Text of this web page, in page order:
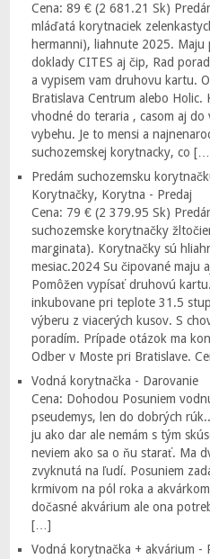
Cena: 89 € (2 681.21 Sk)
mláďatá korytnaciek
hermanni), liahnute 2025. Maju
doklady CITES aj čip, Rad
a vypisem vam druhovu kartu.
Bratislava Centrum alebo Holic.
vhodné do teraria , casom aj do
vybehu. Je to mensi a
suchozemskej korytnacky, co
Predám suchozemsku
Korytnačky, Korytna - Predaj
Cena: 79 € (2 379.95 Sk)
suchozemske korytnačky
marginata). Korytnačky sú
mesiac.2024 Su čipované maju
Pomôžen vypísať druhovú
inkubovane pri teplote 31.5
výberu z viacerých kusov. S
poradím. Prípade otázok ma
Odber v Moste pri Bratislave.
Vodná korytnačka - Darovanie
Cena: Dohodou Posuniem
pseudemys, len do dobrých
ju ako dar ale nemám s tým
neviem ako sa o ňu starať. Ma
zvyknutá na ľudí. Posuniem
krmivom na pól roka a
dočasné akvárium ale ona
[…]
Vodná korytnačka + akvárium -